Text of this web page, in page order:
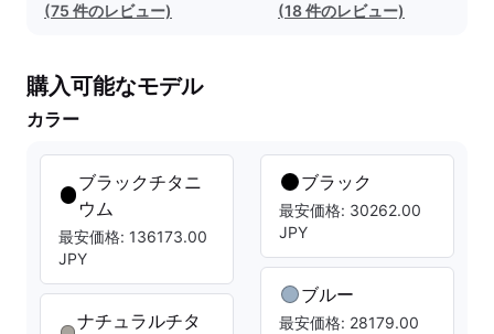
(75 件のレビュー)
(18 件のレビュー)
購入可能なモデル
カラー
ブラックチタニ
ウム
最安価格: 136173.00
JPY
ナチュラルチタ
ブラック
最安価格: 30262.00
JPY
ブルー
最安価格: 28179.00